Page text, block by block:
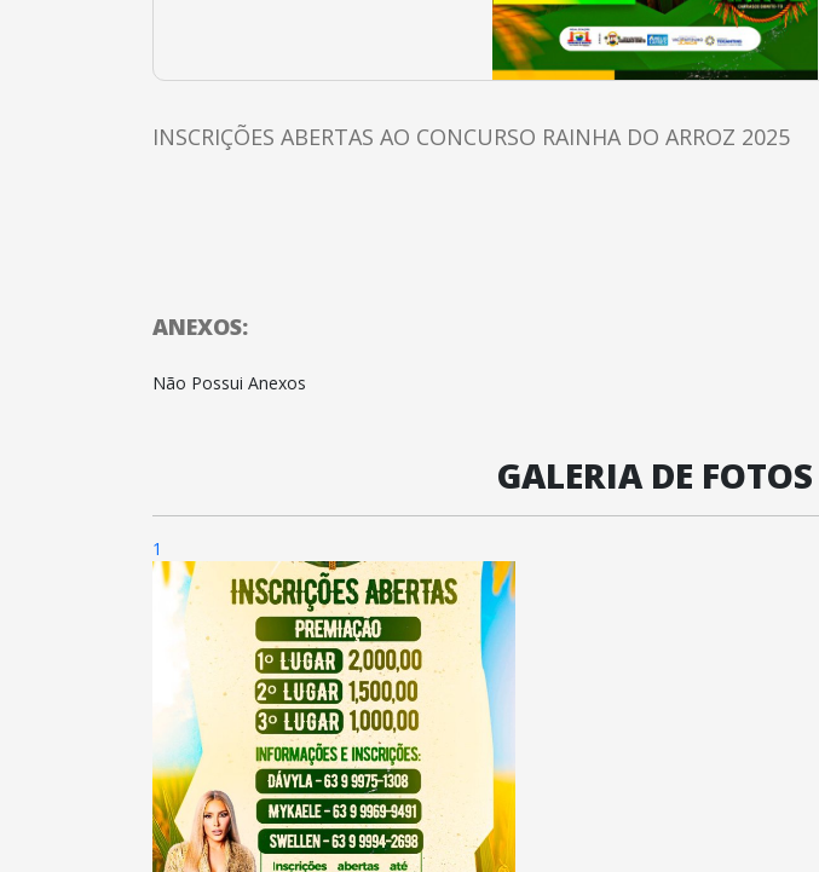
INSCRIÇÕES ABERTAS AO CONCURSO RAINHA DO ARROZ 2025
ANEXOS:
Não Possui Anexos
GALERIA DE FOTOS
1